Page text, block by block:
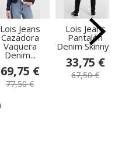
Lois Jeans
Cazadora
Vaquera
Denim...
69,75 €
77,50 €
Lois Jeans
Pantalón
Denim Skinny...
33,75 €
67,50 €